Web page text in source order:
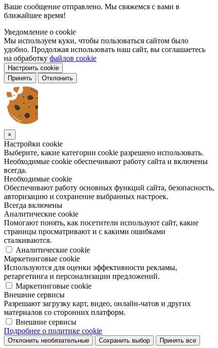
Ваше сообщение отправлено. Мы свяжемся с вами в
ближайшее время!
Уведомление о cookie
Мы используем куки, чтобы пользоваться сайтом было
удобно. Продолжая использовать наш сайт, вы соглашаетесь
на обработку файлов cookie
Настроить cookie
Принять
Отклонить
×
Настройки cookie
Выберите, какие категории cookie разрешено использовать.
Необходимые cookie обеспечивают работу сайта и включены
всегда.
Необходимые cookie
Обеспечивают работу основных функций сайта, безопасность,
авторизацию и сохранение выбранных настроек.
Всегда включены
Аналитические cookie
Помогают понять, как посетители используют сайт, какие
страницы просматривают и с какими ошибками
сталкиваются.
Аналитические cookie
Маркетинговые cookie
Используются для оценки эффективности рекламы,
ретаргетинга и персонализации предложений.
Маркетинговые cookie
Внешние сервисы
Разрешают загрузку карт, видео, онлайн-чатов и других
материалов со сторонних платформ.
Внешние сервисы
Подробнее о политике cookie
Отклонить необязательные Сохранить выбор Принять все